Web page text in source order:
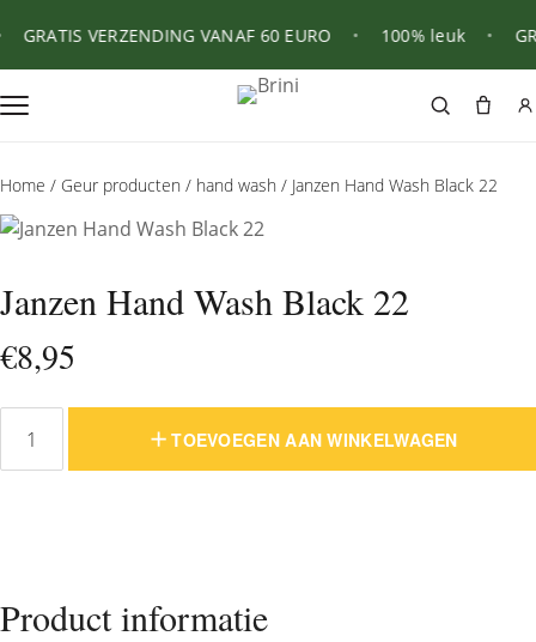
GRATIS VERZENDING VANAF 60 EURO 100% leuk
Home / Geur producten / hand wash / Janzen Hand Wash Black 22
Janzen Hand Wash Black 22
€8,95
Janzen
TOEVOEGEN AAN WINKELWAGEN
Product informatie